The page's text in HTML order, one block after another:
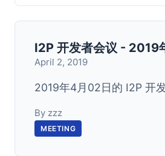
I2P 开发者会议 - 2019
April 2, 2019
2019年4月02日的 I2P 开
By zzz
MEETING